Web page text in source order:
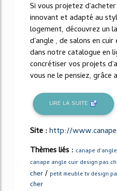
Si vous projetez
innovant et adapté au
logement, découvrez un
d'angle , de salons en
dans notre catalogue en
concrétiser vos projets
vous ne le pensiez, grâce
LIRE LA SUITE
Site :http://
Thèmes liés : canape
canape angle cuir design pas
cher/ petit meuble tv design
cher